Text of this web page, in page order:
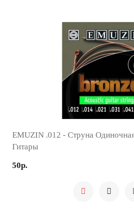
EMUZIN .012 - Струна
Гитары
50р.